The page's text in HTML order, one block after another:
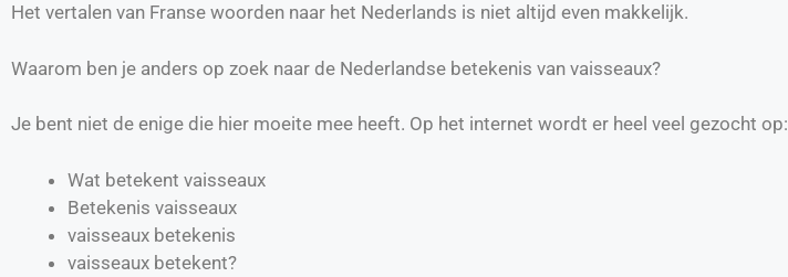
Het vertalen van Franse woorden naar het Nederlands is niet altijd even makkelijk.
Waarom ben je anders op zoek naar de Nederlandse betekenis van vaisseaux?
Je bent niet de enige die hier moeite mee heeft. Op het internet wordt er heel veel gezocht op:
Wat betekent vaisseaux
Betekenis vaisseaux
vaisseaux betekenis
vaisseaux betekent?